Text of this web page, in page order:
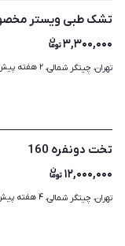
تشک طبی ویستر
۳,۳۰۰,۰۰۰
تهران، چیتگر شمالی، ۲ هفته پیش
تخت دونفره 160
۱۲,۰۰۰,۰۰۰
تهران، چیتگر شمالی، ۴ هفته پیش